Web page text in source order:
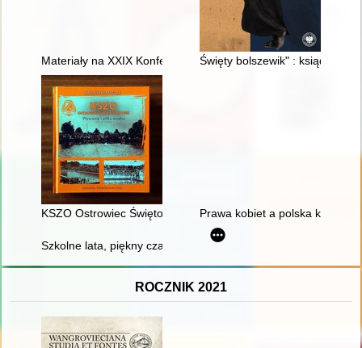
Materiały na XXIX Konferencję Historyczną "Z dziejów ziemi
Święty bolszewik" : ksiądz
KSZO Ostrowiec Świętokrzyski : pływanie i piłka wodna :
Prawa kobiet a polska
Szkolne lata, piękny czas... Zespół Szkół
ROCZNIK 2021